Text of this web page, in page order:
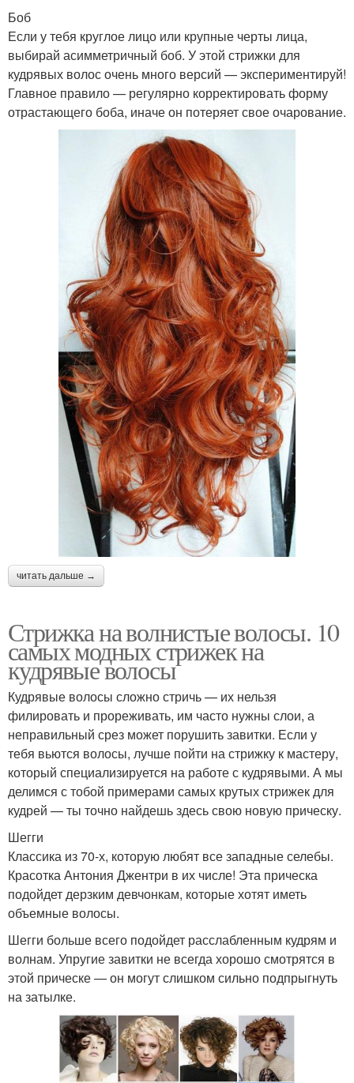
Боб
Если у тебя круглое лицо или крупные черты лица,
выбирай асимметричный боб. У этой стрижки для
кудрявых волос очень много версий — экспериментируй!
Главное правило — регулярно корректировать форму
отрастающего боба, иначе он потеряет свое очарование.
читать дальше →
Стрижка на волнистые волосы. 10
самых модных стрижек на
кудрявые волосы
Кудрявые волосы сложно стричь — их нельзя
филировать и прореживать, им часто нужны слои, а
неправильный срез может порушить завитки. Если у
тебя вьются волосы, лучше пойти на стрижку к мастеру,
который специализируется на работе с кудрявыми. А мы
делимся с тобой примерами самых крутых стрижек для
кудрей — ты точно найдешь здесь свою новую прическу.
Шегги
Классика из 70-х, которую любят все западные селебы.
Красотка Антония Джентри в их числе! Эта прическа
подойдет дерзким девчонкам, которые хотят иметь
объемные волосы.
Шегги больше всего подойдет расслабленным кудрям и
волнам. Упругие завитки не всегда хорошо смотрятся в
этой прическе — он могут слишком сильно подпрыгнуть
на затылке.